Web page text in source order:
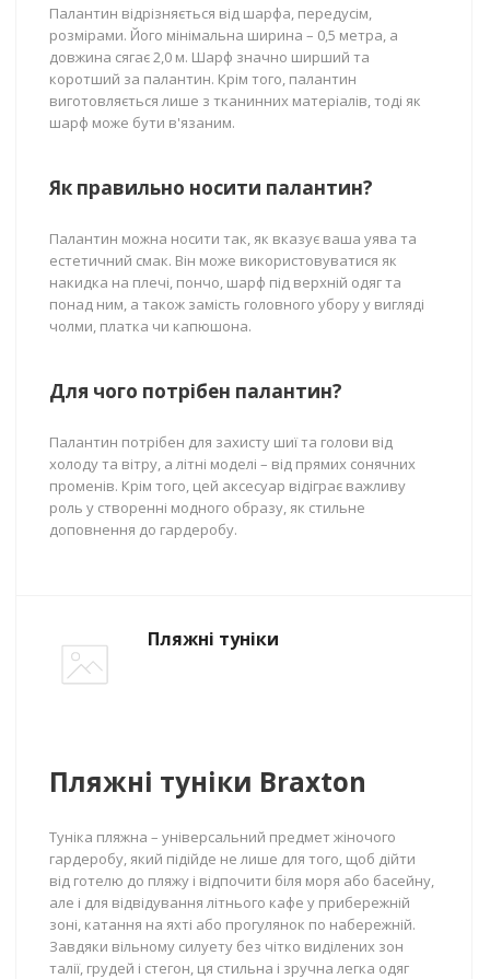
Палантин відрізняється від шарфа, передусім,
розмірами. Його мінімальна ширина – 0,5 метра, а
довжина сягає 2,0 м. Шарф значно ширший та
коротший за палантин. Крім того, палантин
виготовляється лише з тканинних матеріалів, тоді як
шарф може бути в'язаним.
Як правильно носити палантин?
Палантин можна носити так, як вказує ваша уява та
естетичний смак. Він може використовуватися як
накидка на плечі, пончо, шарф під верхній одяг та
понад ним, а також замість головного убору у вигляді
чолми, платка чи капюшона.
Для чого потрібен палантин?
Палантин потрібен для захисту шиї та голови від
холоду та вітру, а літні моделі – від прямих сонячних
променів. Крім того, цей аксесуар відіграє важливу
роль у створенні модного образу, як стильне
доповнення до гардеробу.
Пляжні туніки
Пляжні туніки Braxton
Туніка пляжна – універсальний предмет жіночого
гардеробу, який підійде не лише для того, щоб дійти
від готелю до пляжу і відпочити біля моря або басейну,
але і для відвідування літнього кафе у прибережній
зоні, катання на яхті або прогулянок по набережній.
Завдяки вільному силуету без чітко виділених зон
талії, грудей і стегон, ця стильна і зручна легка одяг